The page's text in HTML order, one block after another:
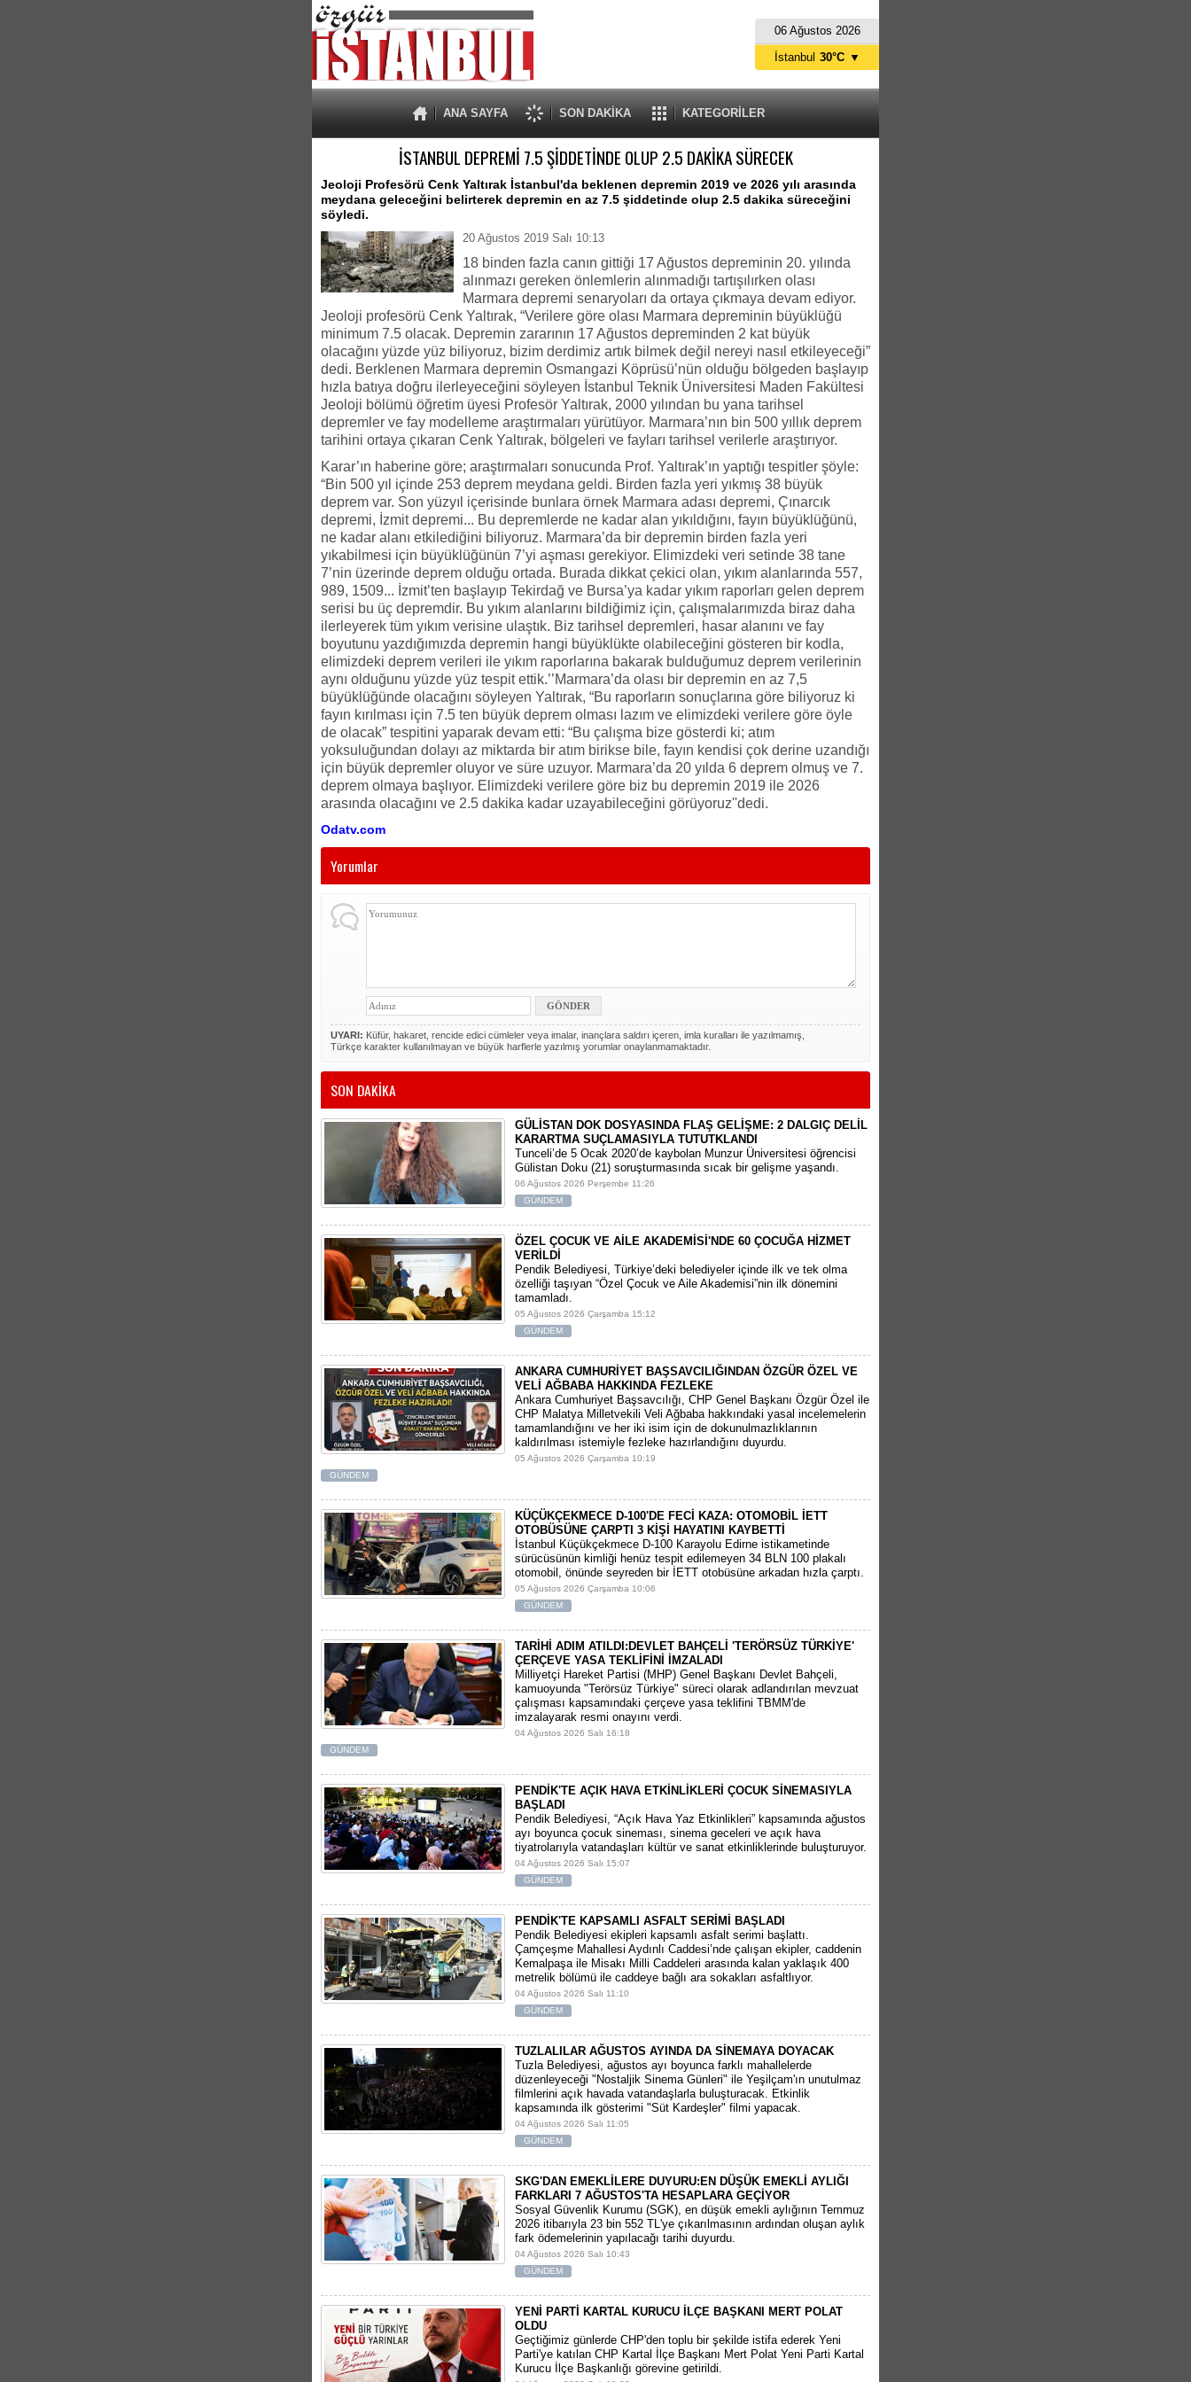
06 Ağustos 2026
ANA SAYFA SON DAKİKA KATEGORİLER
İstanbul 30°C ▼
İSTANBUL DEPREMİ 7.5 ŞİDDETİNDE OLUP 2.5 DAKİKA SÜRECEK
Jeoloji Profesörü Cenk Yaltırak İstanbul'da beklenen depremin 2019 ve 2026 yılı arasında
meydana geleceğini belirterek depremin en az 7.5 şiddetinde olup 2.5 dakika süreceğini
söyledi.
20 Ağustos 2019 Salı 10:13
18 binden fazla canın gittiği 17 Ağustos depreminin 20. yılında
alınmazı gereken önlemlerin alınmadığı tartışılırken olası
Marmara depremi senaryoları da ortaya çıkmaya devam ediyor.
Jeoloji profesörü Cenk Yaltırak, “Verilere göre olası Marmara depreminin büyüklüğü
minimum 7.5 olacak. Depremin zararının 17 Ağustos depreminden 2 kat büyük
olacağını yüzde yüz biliyoruz, bizim derdimiz artık bilmek değil nereyi nasıl etkileyeceği”
dedi. Berklenen Marmara depremin Osmangazi Köprüsü’nün olduğu bölgeden başlayıp
hızla batıya doğru ilerleyeceğini söyleyen İstanbul Teknik Üniversitesi Maden Fakültesi
Jeoloji bölümü öğretim üyesi Profesör Yaltırak, 2000 yılından bu yana tarihsel
depremler ve fay modelleme araştırmaları yürütüyor. Marmara’nın bin 500 yıllık deprem
tarihini ortaya çıkaran Cenk Yaltırak, bölgeleri ve fayları tarihsel verilerle araştırıyor.
Karar’ın haberine göre; araştırmaları sonucunda Prof. Yaltırak’ın yaptığı tespitler şöyle:
“Bin 500 yıl içinde 253 deprem meydana geldi. Birden fazla yeri yıkmış 38 büyük
deprem var. Son yüzyıl içerisinde bunlara örnek Marmara adası depremi, Çınarcık
depremi, İzmit depremi... Bu depremlerde ne kadar alan yıkıldığını, fayın büyüklüğünü,
ne kadar alanı etkilediğini biliyoruz. Marmara’da bir depremin birden fazla yeri
yıkabilmesi için büyüklüğünün 7’yi aşması gerekiyor. Elimizdeki veri setinde 38 tane
7’nin üzerinde deprem olduğu ortada. Burada dikkat çekici olan, yıkım alanlarında 557,
989, 1509... İzmit’ten başlayıp Tekirdağ ve Bursa’ya kadar yıkım raporları gelen deprem
serisi bu üç depremdir. Bu yıkım alanlarını bildiğimiz için, çalışmalarımızda biraz daha
ilerleyerek tüm yıkım verisine ulaştık. Biz tarihsel depremleri, hasar alanını ve fay
boyutunu yazdığımızda depremin hangi büyüklükte olabileceğini gösteren bir kodla,
elimizdeki deprem verileri ile yıkım raporlarına bakarak bulduğumuz deprem verilerinin
aynı olduğunu yüzde yüz tespit ettik.’’Marmara’da olası bir depremin en az 7,5
büyüklüğünde olacağını söyleyen Yaltırak, “Bu raporların sonuçlarına göre biliyoruz ki
fayın kırılması için 7.5 ten büyük deprem olması lazım ve elimizdeki verilere göre öyle
de olacak” tespitini yaparak devam etti: “Bu çalışma bize gösterdi ki; atım
yoksuluğundan dolayı az miktarda bir atım birikse bile, fayın kendisi çok derine uzandığı
için büyük depremler oluyor ve süre uzuyor. Marmara’da 20 yılda 6 deprem olmuş ve 7.
deprem olmaya başlıyor. Elimizdeki verilere göre biz bu depremin 2019 ile 2026
arasında olacağını ve 2.5 dakika kadar uzayabileceğini görüyoruz''dedi.
Odatv.com
Yorumlar
UYARI: Küfür, hakaret, rencide edici cümleler veya imalar, inançlara saldırı içeren, imla kuralları ile yazılmamış,
Türkçe karakter kullanılmayan ve büyük harflerle yazılmış yorumlar onaylanmamaktadır.
SON DAKİKA
GÜLİSTAN DOK DOSYASINDA FLAŞ GELİŞME: 2 DALGIÇ DELİL
KARARTMA SUÇLAMASIYLA TUTUTKLANDI
​Tunceli’de 5 Ocak 2020’de kaybolan Munzur Üniversitesi öğrencisi
Gülistan Doku (21) soruşturmasında sıcak bir gelişme yaşandı.
06 Ağustos 2026 Perşembe 11:26
GÜNDEM
ÖZEL ÇOCUK VE AİLE AKADEMİSİ'NDE 60 ÇOCUĞA HİZMET
VERİLDİ
Pendik Belediyesi, Türkiye’deki belediyeler içinde ilk ve tek olma
özelliği taşıyan “Özel Çocuk ve Aile Akademisi”nin ilk dönemini
tamamladı.
05 Ağustos 2026 Çarşamba 15:12
GÜNDEM
ANKARA CUMHURİYET BAŞSAVCILIĞINDAN ÖZGÜR ÖZEL VE
VELİ AĞBABA HAKKINDA FEZLEKE
​Ankara Cumhuriyet Başsavcılığı, CHP Genel Başkanı Özgür Özel ile
CHP Malatya Milletvekili Veli Ağbaba hakkındaki yasal incelemelerin
tamamlandığını ve her iki isim için de dokunulmazlıklarının
kaldırılması istemiyle fezleke hazırlandığını duyurdu.
05 Ağustos 2026 Çarşamba 10:19
GÜNDEM
KÜÇÜKÇEKMECE D-100'DE FECİ KAZA: OTOMOBİL İETT
OTOBÜSÜNE ÇARPTI 3 KİŞİ HAYATINI KAYBETTİ
​İstanbul Küçükçekmece D-100 Karayolu Edirne istikametinde
sürücüsünün kimliği henüz tespit edilemeyen 34 BLN 100 plakalı
otomobil, önünde seyreden bir İETT otobüsüne arkadan hızla çarptı.
05 Ağustos 2026 Çarşamba 10:06
GÜNDEM
TARİHİ ADIM ATILDI:DEVLET BAHÇELİ 'TERÖRSÜZ TÜRKİYE'
ÇERÇEVE YASA TEKLİFİNİ İMZALADI
​Milliyetçi Hareket Partisi (MHP) Genel Başkanı Devlet Bahçeli,
kamuoyunda "Terörsüz Türkiye" süreci olarak adlandırılan mevzuat
çalışması kapsamındaki çerçeve yasa teklifini TBMM'de
imzalayarak resmi onayını verdi.
04 Ağustos 2026 Salı 16:18
GÜNDEM
PENDİK'TE AÇIK HAVA ETKİNLİKLERİ ÇOCUK SİNEMASIYLA
BAŞLADI
Pendik Belediyesi, “Açık Hava Yaz Etkinlikleri” kapsamında ağustos
ayı boyunca çocuk sineması, sinema geceleri ve açık hava
tiyatrolarıyla vatandaşları kültür ve sanat etkinliklerinde buluşturuyor.
04 Ağustos 2026 Salı 15:07
GÜNDEM
PENDİK'TE KAPSAMLI ASFALT SERİMİ BAŞLADI
Pendik Belediyesi ekipleri kapsamlı asfalt serimi başlattı.
Çamçeşme Mahallesi Aydınlı Caddesi’nde çalışan ekipler, caddenin
Kemalpaşa ile Misakı Milli Caddeleri arasında kalan yaklaşık 400
metrelik bölümü ile caddeye bağlı ara sokakları asfaltlıyor.
04 Ağustos 2026 Salı 11:10
GÜNDEM
TUZLALILAR AĞUSTOS AYINDA DA SİNEMAYA DOYACAK
Tuzla Belediyesi, ağustos ayı boyunca farklı mahallelerde
düzenleyeceği "Nostaljik Sinema Günleri" ile Yeşilçam'ın unutulmaz
filmlerini açık havada vatandaşlarla buluşturacak. Etkinlik
kapsamında ilk gösterimi "Süt Kardeşler" filmi yapacak.
04 Ağustos 2026 Salı 11:05
GÜNDEM
SKG'DAN EMEKLİLERE DUYURU:EN DÜŞÜK EMEKLİ AYLIĞI
FARKLARI 7 AĞUSTOS'TA HESAPLARA GEÇİYOR
​Sosyal Güvenlik Kurumu (SGK), en düşük emekli aylığının Temmuz
2026 itibarıyla 23 bin 552 TL'ye çıkarılmasının ardından oluşan aylık
fark ödemelerinin yapılacağı tarihi duyurdu.
04 Ağustos 2026 Salı 10:43
GÜNDEM
YENİ PARTİ KARTAL KURUCU İLÇE BAŞKANI MERT POLAT
OLDU
Geçtiğimiz günlerde CHP'den toplu bir şekilde istifa ederek Yeni
Parti'ye katılan CHP Kartal İlçe Başkanı Mert Polat Yeni Parti Kartal
Kurucu İlçe Başkanlığı görevine getirildi.